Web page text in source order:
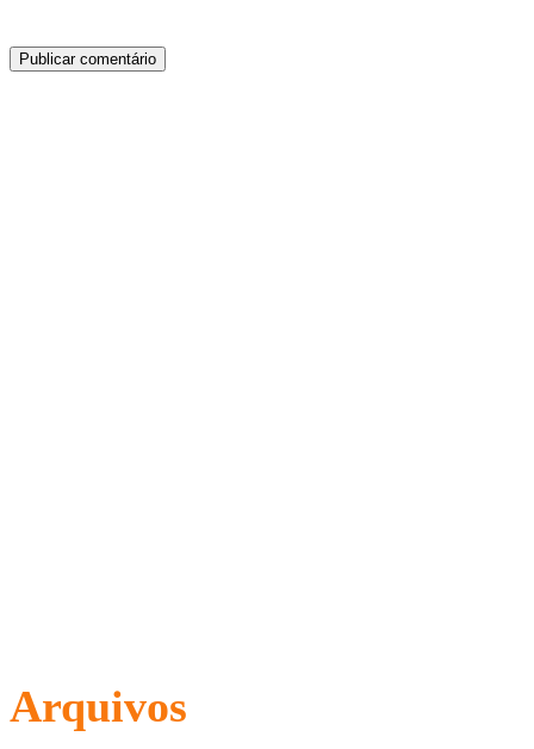
Arquivos